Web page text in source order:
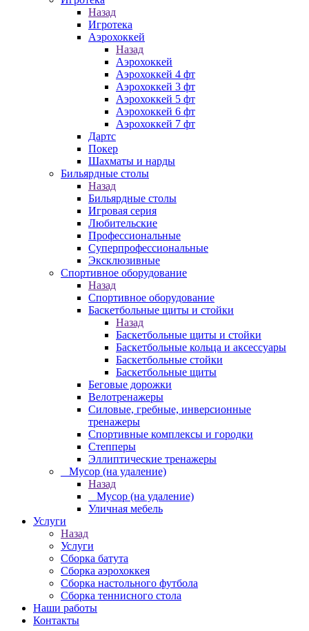
Назад
Игротека
Аэрохоккей
Назад
Аэрохоккей
Аэрохоккей 4 фт
Аэрохоккей 3 фт
Аэрохоккей 5 фт
Аэрохоккей 6 фт
Аэрохоккей 7 фт
Дартс
Покер
Шахматы и нарды
Бильярдные столы
Назад
Бильярдные столы
Игровая серия
Любительские
Профессиональные
Суперпрофессиональные
Эксклюзивные
Спортивное оборудование
Назад
Спортивное оборудование
Баскетбольные щиты и стойки
Назад
Баскетбольные щиты и стойки
Баскетбольные кольца и аксессуары
Баскетбольные стойки
Баскетбольные щиты
Беговые дорожки
Велотренажеры
Силовые, гребные, инверсионные
тренажеры
Спортивные комплексы и городки
Степперы
Эллиптические тренажеры
_ Мусор (на удаление)
Назад
_ Мусор (на удаление)
Уличная мебель
Услуги
Назад
Услуги
Сборка батута
Сборка аэрохоккея
Сборка настольного футбола
Сборка теннисного стола
Наши работы
Контакты